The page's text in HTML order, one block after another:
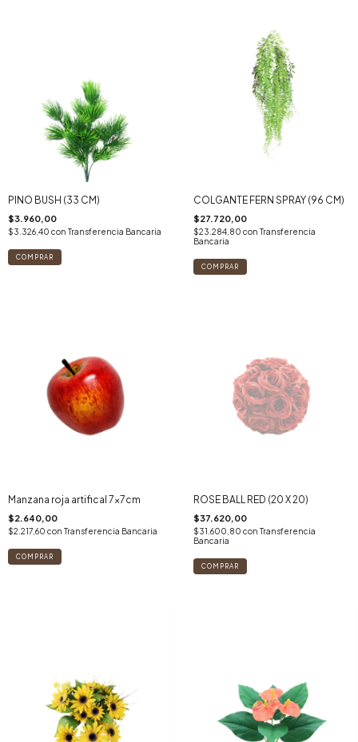
PINO BUSH (33 CM)
$3.960,00
$3.326,40 con Transferencia Bancaria
COLGANTE FERN SPRAY (96 CM)
$27.720,00
$23.284,80 con Transferencia
Bancaria
Manzana roja artifical 7x7cm
$2.640,00
$2.217,60 con Transferencia Bancaria
ROSE BALL RED (20 X 20)
$37.620,00
$31.600,80 con Transferencia
Bancaria